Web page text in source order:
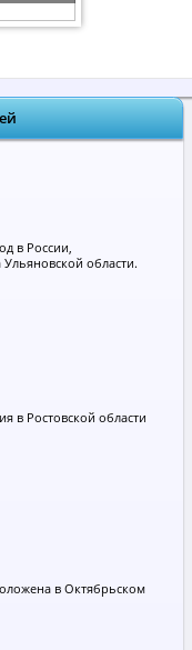
в России,
области.
в Ростовской области
в Октябрьском